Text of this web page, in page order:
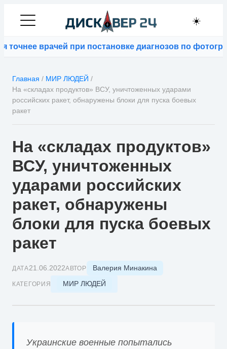
☀️
врачей при постановке диагнозов по фотографиям⚡
Главная / МИР ЛЮДЕЙ /
На «складах продуктов» ВСУ, уничтоженных ударами
российских ракет, обнаружены блоки для пуска боевых
ракет
На «складах продуктов»
ВСУ, уничтоженных
ударами российских
ракет, обнаружены
блоки для пуска боевых
ракет
ДАТА21.06.2022АВТОР Валерия Минакина
КАТЕГОРИЯ МИР ЛЮДЕЙ
Украинские военные попытались